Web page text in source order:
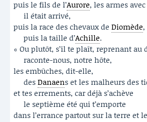
puis le fils de l’Aurore, les armes
il était arrivé,
puis la race des chevaux de Diomède,
puis la taille d’Achille.
« Ou plutôt, s’il te plaît, reprenant au
raconte-nous, notre hôte,
les embûches, dit-elle,
desDanaens et les malheurs des
et tes errements, car déjà s’achève
le septième été qui t’emporte
dans l’errance partout sur la terre et